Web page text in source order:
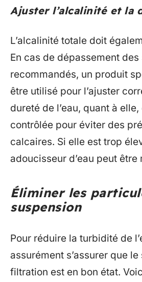
Ajuster l’alcalinité et la
L’alcalinité totale doit
En cas de dépassement des
recommandés, un produit
être utilisé pour l’ajuster
dureté de l’eau, quant à
contrôlée pour éviter des
calcaires. Si elle est trop
adoucisseur d’eau peut être
Éliminer les
suspension
Pour réduire la turbidité de
assurément s’assurer que
filtration est en bon état.